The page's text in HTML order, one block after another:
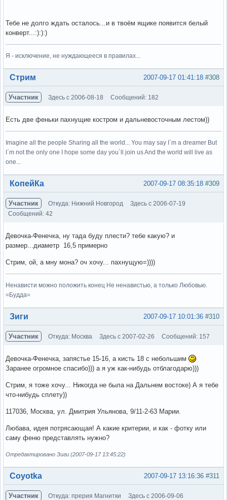
Тебе не долго ждать осталось...и в твоём ящике появится белый
конверт...:):):)
Я - исключение, не нуждающееся в правилах...
Вне форума #308
2007-09-17 01:41:18
Стрим
Участник Здесь с 2006-08-18 Сообщений: 182
Есть две феньки пахнущие костром и дальневосточным лестом))
Imagine all the people Sharing all the world... You may say I`m a dreamer But
I`m not the only one I hope some day you`ll join us And the world will live as
one...
Вне форума #309
2007-09-17 08:35:18
КопейКа
Участник Откуда: Нижний Новгород
Здесь с 2006-07-19
Сообщений: 42
Девочка-Фенечка, ну тада буду плести? тебе какую? и
размер...диаметр 16,5 примерно
Стрим, ой, а мну мона? оч хочу... пахнущую=))))
Ненависти можно положить конец Не ненавистью, а только Любовью.
=Будда=
Вне форума #310
2007-09-17 10:01:36
Зиги
Участник Откуда: Москва Здесь с 2007-02-26 Сообщений: 157
Девочка-Фенечка, запястье 15-16, а кисть 18 с небольшим
Заранее огромное спасибо))) а я уж как-нибудь отблагодарю)))
Стрим, я тоже хочу... Никогда не была на Дальнем востоке) А я тебе
что-нибудь сплету))
117036, Москва, ул. Дмитрия Ульянова, 9/11-2-63 Марии.
Любава, идея потрясающая! А какие критерии, и как - фотку или
саму феню представлять нужно?
Отредактировано Зиги (2007-09-17 13:45:22)
Вне форума #311
2007-09-17 13:16:36
Coyotka
Участник Откуда: прерия Магнитки
Здесь с 2006-09-06